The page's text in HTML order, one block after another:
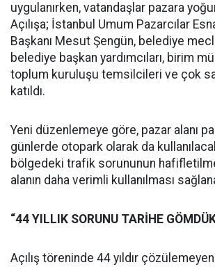
uygulanırken, vatandaşlar pazara
Açılışa; İstanbul Umum Pazarcılar
Başkanı Mesut Şengün, belediye
belediye başkan yardımcıları, birim
toplum kuruluşu temsilcileri ve çok
katıldı.
Yeni düzenlemeye göre, pazar alanı
günlerde otopark olarak da
bölgedeki trafik sorununun
alanın daha verimli kullanılması
“44 YILLIK SORUNU TARİHE
Açılış töreninde 44 yıldır